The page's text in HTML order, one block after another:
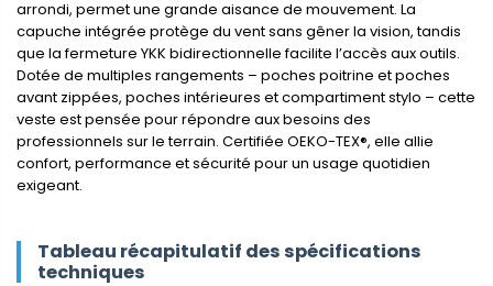
arrondi, permet une grande aisance de mouvement. La
capuche intégrée protège du vent sans gêner la vision, tandis
que la fermeture YKK bidirectionnelle facilite l’accès aux outils.
Dotée de multiples rangements – poches poitrine et poches
avant zippées, poches intérieures et compartiment stylo – cette
veste est pensée pour répondre aux besoins des
professionnels sur le terrain. Certifiée OEKO-TEX®, elle allie
confort, performance et sécurité pour un usage quotidien
exigeant.
Tableau récapitulatif des spécifications
techniques